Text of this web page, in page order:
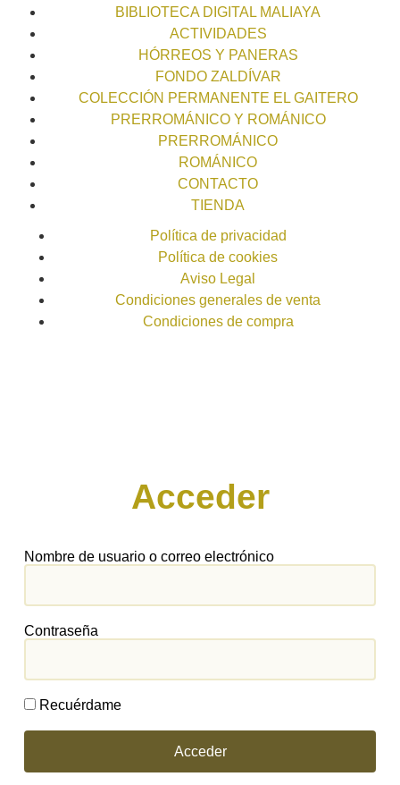
BIBLIOTECA DIGITAL MALIAYA
ACTIVIDADES
HÓRREOS Y PANERAS
FONDO ZALDÍVAR
COLECCIÓN PERMANENTE EL GAITERO
PRERROMÁNICO Y ROMÁNICO
PRERROMÁNICO
ROMÁNICO
CONTACTO
TIENDA
Política de privacidad
Política de cookies
Aviso Legal
Condiciones generales de venta
Condiciones de compra
Acceder
Nombre de usuario o correo electrónico
Contraseña
Recuérdame
Acceder